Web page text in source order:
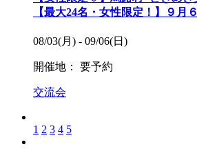
【最大24名・女性限定！】９月
08/03(月) - 09/06(日)
開催地： 要予約
交流会
1 2 3 4 5